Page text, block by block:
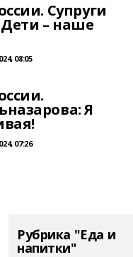
Супруги
– наше
08:05
Я
07:26
Рубрика "Еда и
напитки"